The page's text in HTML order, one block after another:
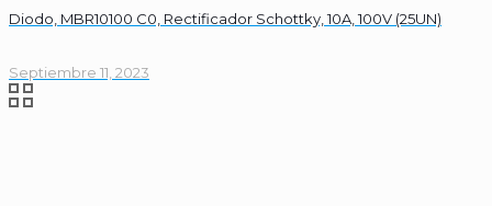
Diodo, MBR10100 C0, Rectificador Schottky, 10A, 100V (25UN)
Septiembre 11, 2023